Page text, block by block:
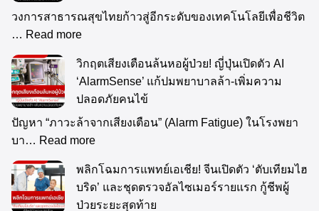
วงการสาธารณสุขไทยก้าวสู่อีกระดับของเทคโนโลยีเพื่อชีวิต
… Read more
วิกฤตเสียงเตือนล้นหอผู้ป่วย! ญี่ปุ่นเปิดตัว AI
‘AlarmSense’ แก้ปมพยาบาลล้า-เพิ่มความ
ปลอดภัยคนไข้
ปัญหา “ภาวะล้าจากเสียงเตือน” (Alarm Fatigue) ในโรงพยา
บา… Read more
พลิกโฉมการแพทย์เอเชีย! จีนเปิดตัว ‘ตับเทียมไฮ
บริด’ และชุดตรวจอัลไซเมอร์รายแรก กู้ชีพผู้
ป่วยระยะสุดท้าย